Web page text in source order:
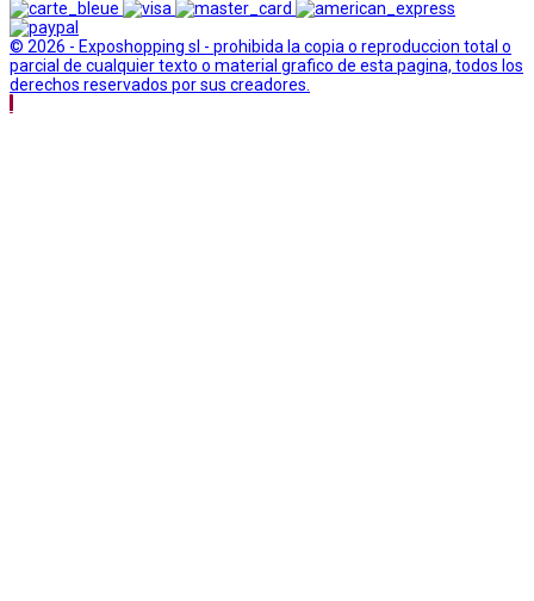
© 2026 - Exposhopping sl - prohibida la copia o reproduccion total o
parcial de cualquier texto o material grafico de esta pagina, todos los
derechos reservados por sus creadores.